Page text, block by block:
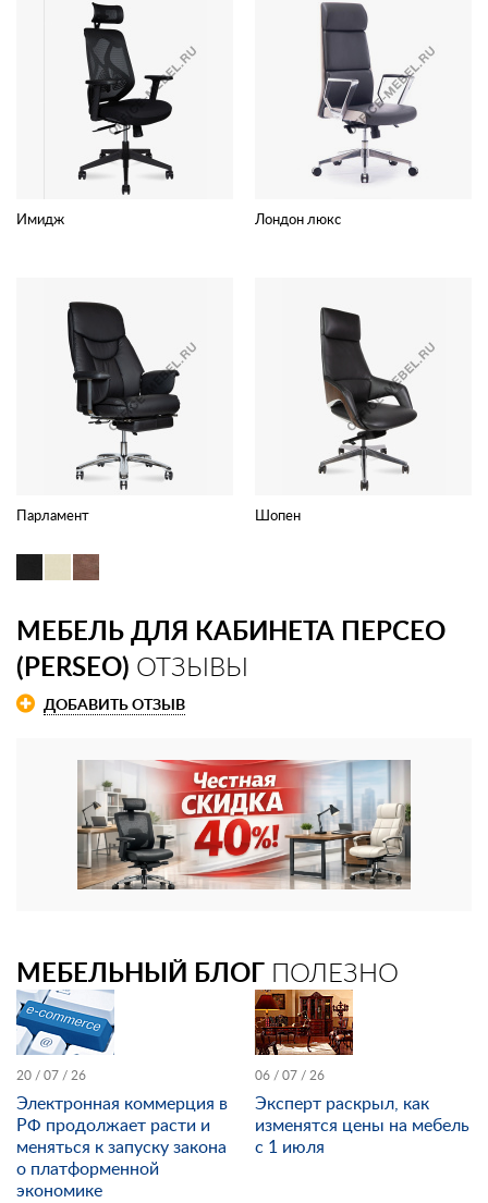
Имидж Лондон люкс
Парламент Шопен
МЕБЕЛЬ ДЛЯ КАБИНЕТА ПЕРСЕО
(PERSEO) ОТЗЫВЫ
ДОБАВИТЬ ОТЗЫВ
МЕБЕЛЬНЫЙ БЛОГ ПОЛЕЗНО
20 / 07 / 26
Электронная коммерция в
РФ продолжает расти и
меняться к запуску закона
о платформенной
экономике
06 / 07 / 26
Эксперт раскрыл, как
изменятся цены на мебель
с 1 июля